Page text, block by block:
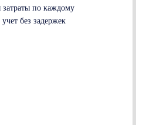
по каждому
без задержек